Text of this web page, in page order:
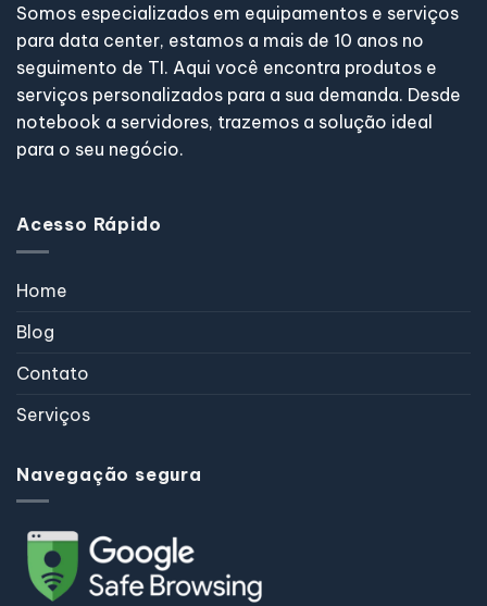
Somos especializados em equipamentos e serviços
para data center, estamos a mais de 10 anos no
seguimento de TI. Aqui você encontra produtos e
serviços personalizados para a sua demanda. Desde
notebook a servidores, trazemos a solução ideal
para o seu negócio.
Acesso Rápido
Home
Blog
Contato
Serviços
Navegação segura